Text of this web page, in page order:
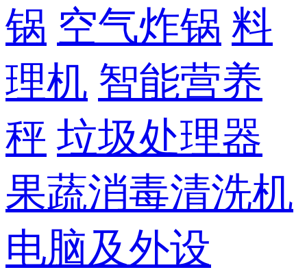
锅 空气炸锅 料
理机 智能营养
秤 垃圾处理器
果蔬消毒清洗机
电脑及外设